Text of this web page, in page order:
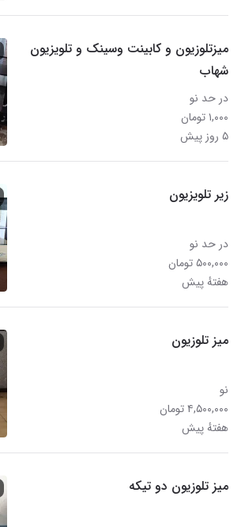
میزتلوزیون و کابینت وسینک و تلویزیون
شهاب
در حد نو
۱,۰۰۰ تومان
۵ روز پیش
زیر تلویزیون
در حد نو
۵۰۰,۰۰۰ تومان
هفتهٔ پیش
میز تلوزیون
نو
۴,۵۰۰,۰۰۰ تومان
هفتهٔ پیش
میز تلوزیون دو تیکه